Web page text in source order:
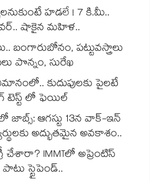
హడలే ! 7 కి.మీ..
షాకైన మహిళ..
పట్టువస్త్రాలు
పొన్నం, సురేఖ
కుదుపులకు పైలటే
టెస్ట్ లో ఫెయిల్
జాబ్స్: ఆగస్టు 13న వాక్-ఇన్
అద్భుతమైన అవకాశం..
చేశారా? IMMTలో అప్రెంటిస్
స్టైపెండ్..